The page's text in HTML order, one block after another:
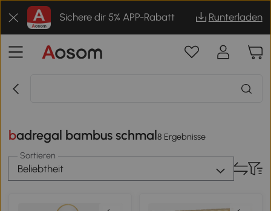
Sichere dir 5% APP-Rabatt Runterladen
badregal bambus schmal8 Ergebnisse
Sortieren
Beliebtheit